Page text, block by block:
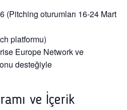
(Pitching oturumları 16-24 Mart
platformu)
Europe Network ve
desteğiyle
ve İçerik